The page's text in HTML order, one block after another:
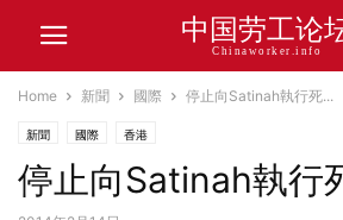
中国劳工论
Chinaworker.info
Home 新聞 國際 停止向Satinah執行死...
新聞 國際 香港
停止向Satinah執行